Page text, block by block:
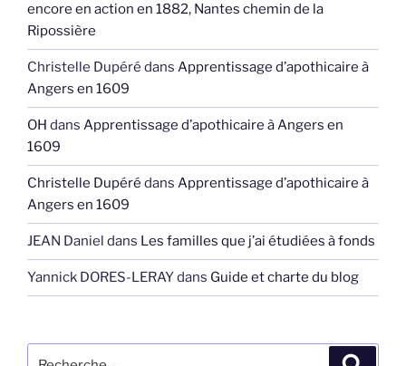
encore en action en 1882, Nantes chemin de la
Ripossière
Christelle Dupéré dans Apprentissage d’apothicaire à
Angers en 1609
OH dans Apprentissage d’apothicaire à Angers en
1609
Christelle Dupéré dans Apprentissage d’apothicaire à
Angers en 1609
JEAN Daniel dans Les familles que j’ai étudiées à fonds
Yannick DORES-LERAYdans Guide et charte du blog